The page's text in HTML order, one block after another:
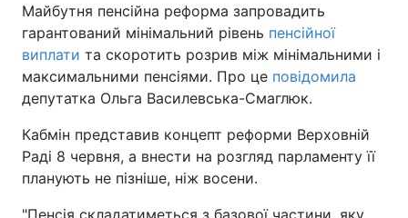
Майбутня пенсійна реформа запровадить
гарантований мінімальний рівень пенсійної
виплати та скоротить розрив між мінімальними і
максимальними пенсіями. Про це повідомила
депутатка Ольга Василевська-Смаглюк.
Кабмін представив концепт реформи Верховній
Раді 8 червня, а внести на розгляд парламенту її
планують не пізніше, ніж восени.
"Пенсія складатиметься з базової частини, яку